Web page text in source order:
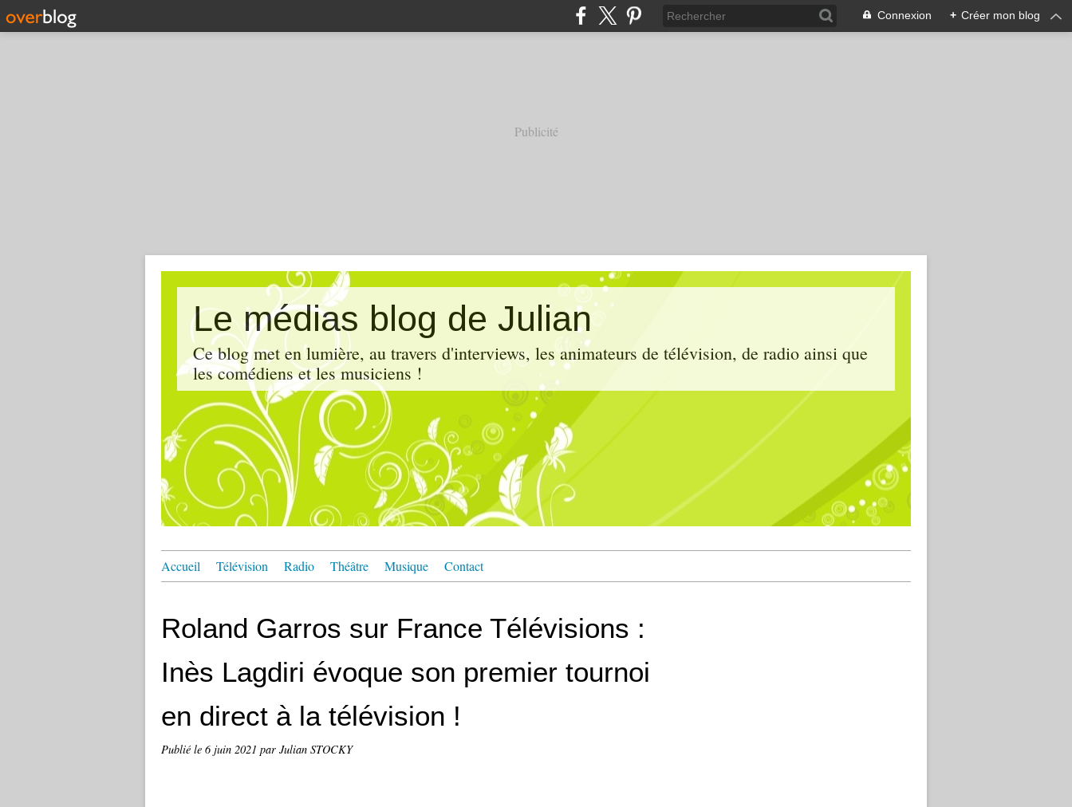
Connexion + Créer mon blog
Publicité
Le médias blog de Julian
Ce blog met en lumière, au travers d'interviews, les animateurs de télévision, de radio ainsi que
les comédiens et les musiciens !
Accueil Télévision Radio Théâtre Musique Contact
Roland Garros sur France Télévisions :
Inès Lagdiri évoque son premier tournoi
en direct à la télévision !
Publié le 6 juin 2021 par Julian STOCKY